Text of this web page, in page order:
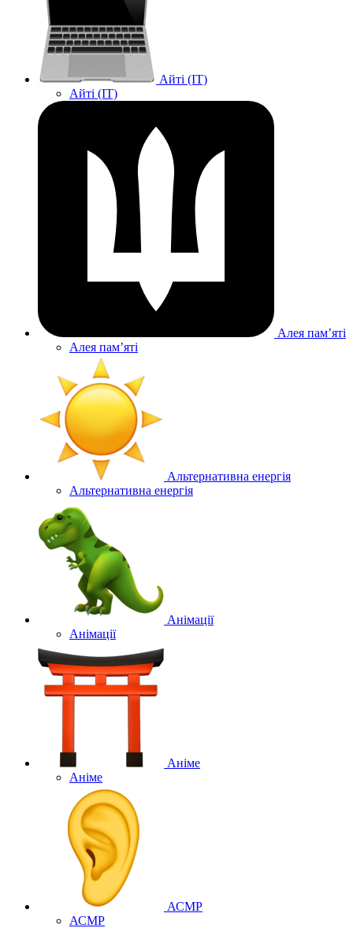
Айті (IT)
Айті (IT)
Алея памʼяті
Алея памʼяті
Альтернативна енергія
Альтернативна енергія
Анімації
Анімації
Аніме
Аніме
АСМР
АСМР